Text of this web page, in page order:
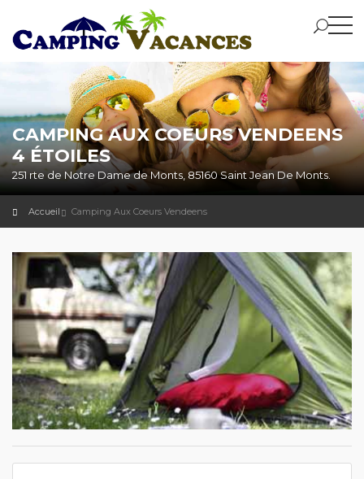
CAMPING AUX COEURS VENDEENS
4 ÉTOILES
251 rte de Notre Dame de Monts, 85160 Saint Jean De Monts.
Accueil Camping Aux Coeurs Vendeens